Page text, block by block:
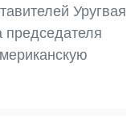
Уругвая
председателя